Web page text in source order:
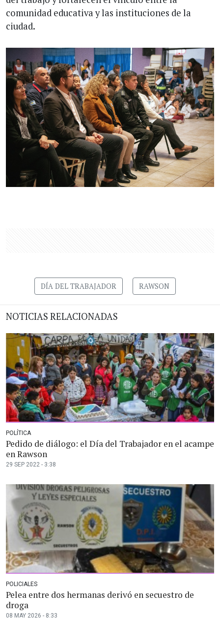
comunidad educativa y las instituciones de la
ciudad.
DÍA DEL TRABAJADOR RAWSON
NOTICIAS RELACIONADAS
POLÍTICA
Pedido de diálogo: el Día del Trabajador en el acampe
en Rawson
29 SEP 2022 - 3:38
POLICIALES
Pelea entre dos hermanas derivó en secuestro de
droga
08 MAY 2026 - 8:33